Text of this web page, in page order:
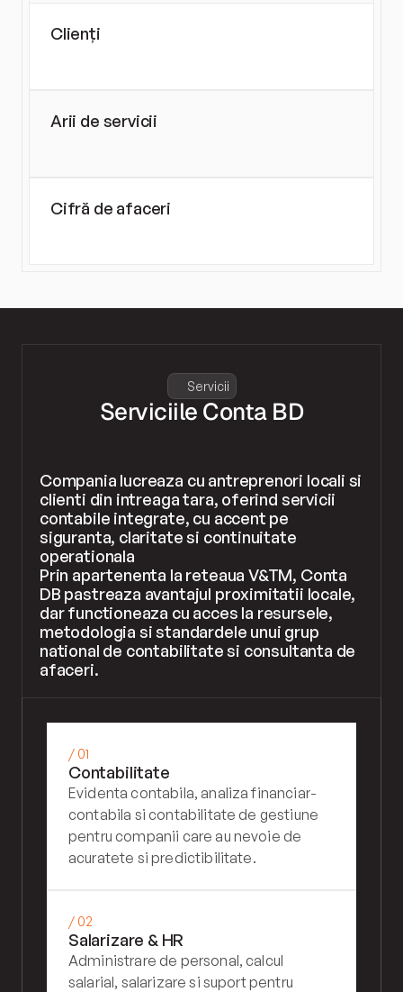
Clienți
Cifră de afaceri
Arii de servicii
Servicii
Serviciile Conta BD
Compania lucreaza cu antreprenori locali si
clienti din intreaga tara, oferind servicii
contabile integrate, cu accent pe
siguranta, claritate si continuitate
operationala
Prin apartenenta la reteaua V&TM, Conta
DB pastreaza avantajul proximitatii locale,
dar functioneaza cu acces la resursele,
metodologia si standardele unui grup
national de contabilitate si consultanta de
afaceri.
/ 01
Contabilitate
Evidenta contabila, analiza financiar-
contabila si contabilitate de gestiune
pentru companii care au nevoie de
acuratete si predictibilitate.
/ 02
Salarizare & HR
Administrare de personal, calcul
salarial, salarizare si suport pentru